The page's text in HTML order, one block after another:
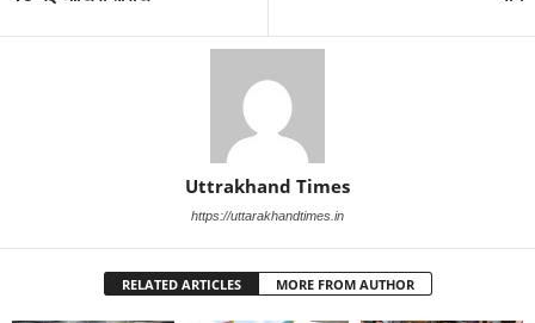
Uttrakhand Times
https://uttarakhandtimes.in
RELATED ARTICLES MORE FROM AUTHOR